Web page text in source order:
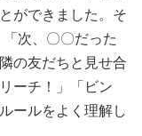
ができました。そ
次、〇〇だった
の友だちと見せ合
ーチ！」「ビン
ールをよく理解し